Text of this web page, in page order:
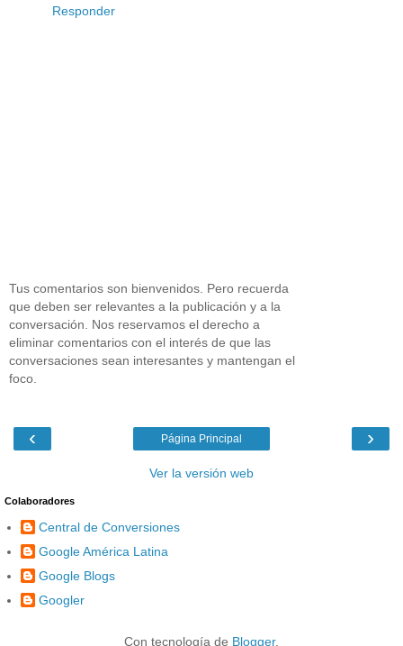
Responder
Tus comentarios son bienvenidos. Pero recuerda
que deben ser relevantes a la publicación y a la
conversación. Nos reservamos el derecho a
eliminar comentarios con el interés de que las
conversaciones sean interesantes y mantengan el
foco.
‹ ›
Página Principal
Ver la versión web
Colaboradores
Central de Conversiones
Google América Latina
Google Blogs
Googler
Con tecnología de Blogger.